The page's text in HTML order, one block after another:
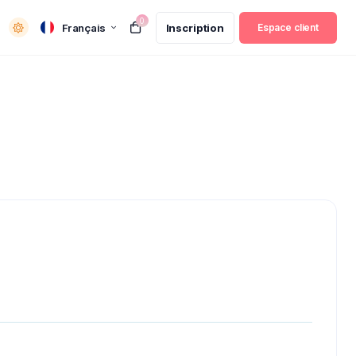
Français
0
Inscription Espace client